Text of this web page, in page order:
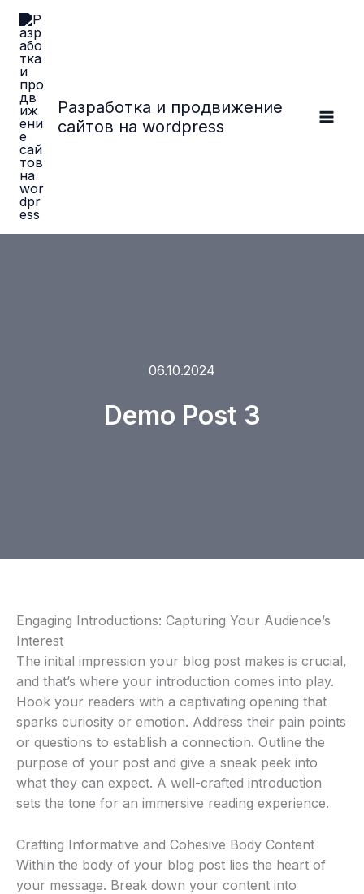
Перейти
содержимому
Разработка и продвижение
сайтов на wordpress
06.10.2024
Demo Post 3
Engaging Introductions: Capturing Your Audience’s
Interest
The initial impression your blog post makes is crucial,
and that’s where your introduction comes into play.
Hook your readers with a captivating opening that
sparks curiosity or emotion. Address their pain points
or questions to establish a connection. Outline the
purpose of your post and give a sneak peek into
what they can expect. A well-crafted introduction
sets the tone for an immersive reading experience.
Crafting Informative and Cohesive Body Content
Within the body of your blog post lies the heart of
your message. Break down your content into